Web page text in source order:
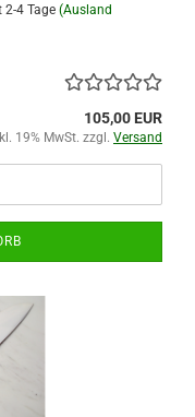
2-4 Tage (Ausland
105,00 EUR
19% MwSt. zzgl. Versand